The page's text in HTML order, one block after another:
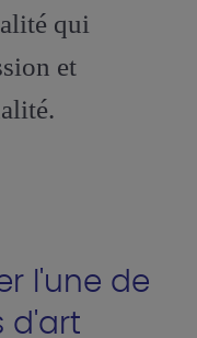
qui
et
l'une de
d'art